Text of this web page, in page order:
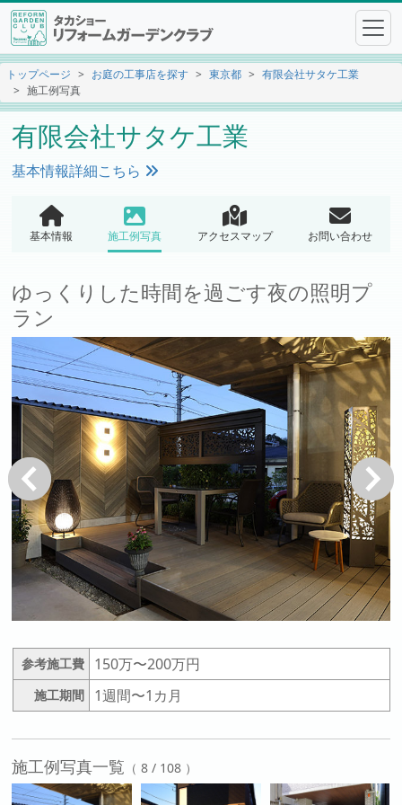
トップページ お庭の工事店を探す 東京都
有限会社サタケ工業
施工例写真
有限会社サタケ工業
基本情報詳細こちら
基本情報 施工例写真 アクセスマップ お問い合わせ
ゆっくりした時間を過ごす夜の照明プ
ラン
戻る 次へ
参考施工費 150万〜200万円
施工期間 1週間〜1カ月
施工例写真一覧 （ 8 / 108 ）